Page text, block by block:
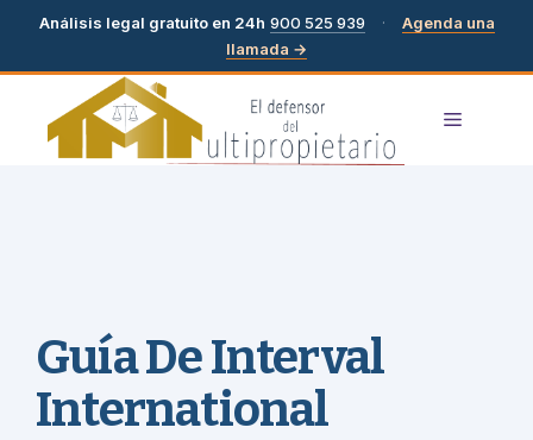
Análisis legal gratuito en 24h 900 525 939 ·
Agenda una
llamada →
contenido
MENÚ
Guía De Interval
International